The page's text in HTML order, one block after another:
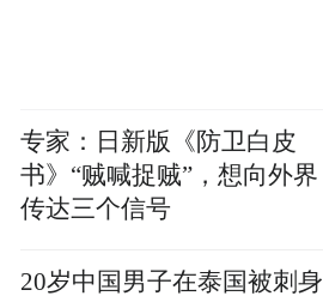
专家：日新版《防卫白皮
书》“贼喊捉贼”，想向外界
传达三个信号
20岁中国男子在泰国被刺身